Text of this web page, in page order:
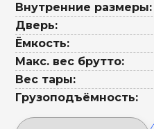
Внутренние размеры:
Дверь:
Ёмкость:
Макс. вес брутто:
Вес тары:
Грузоподъёмность: